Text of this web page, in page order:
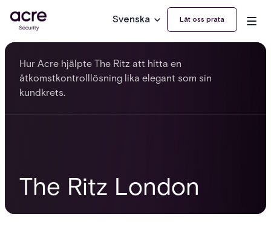
Svenska Låt oss prata
The Ritz London
Hur Acre hjälpte The Ritz att hitta en
åtkomstkontrolllösning lika elegant som sin
kundkrets.